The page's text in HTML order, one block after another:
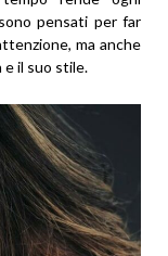
pensati per far
ma anche
il suo stile.